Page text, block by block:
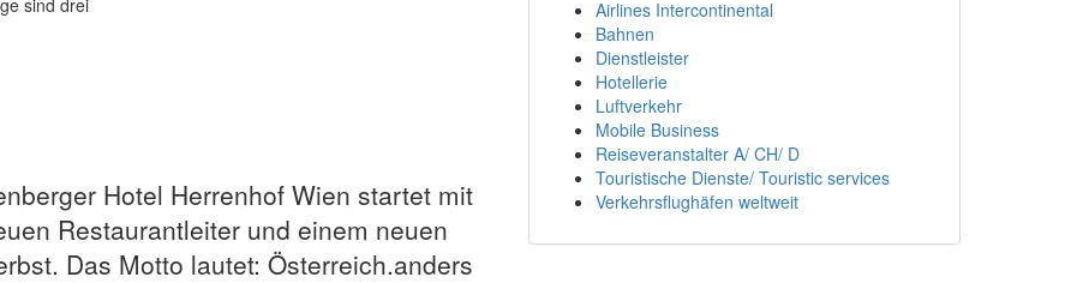
Hotel Herrenhof Wien startet mit
Restaurantleiter und einem neuen
Das Motto lautet: Österreich.anders
Airlines Intercontinental
Bahnen
Dienstleister
Hotellerie
Luftverkehr
Mobile Business
Reiseveranstalter A/ CH/ D
Touristische Dienste/ Touristic services
Verkehrsflughäfen weltweit